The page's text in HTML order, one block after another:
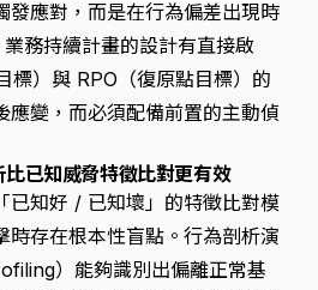
發應對，而是在行為偏差出現時
務持續計畫的設計有直接啟
標）與 RPO（復原點目標）的
應變，而必須配備前置的主動偵
已知威脅特徵比對更有效
已知好 / 已知壞」的特徵比對模
時存在根本性盲點。行為剖析演
）能夠識別出偏離正常基